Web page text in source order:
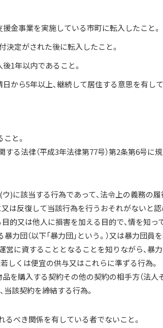
金事業を実施している市町に転入したこと。
定がされた後に転入したこと。
1年以内であること。
から5年以上、継続して居住する意思を有して
こと。
る法律（平成3年法律第77号）第2条第6号に規
)に該当する行為であって、法令上の義務の
は反復して当該行為を行うおそれがないと認
的又は他人に損害を加える目的で、情を知っ
団（以下「暴力団」という。）又は暴力団員
営に資することとなることを知りながら、暴
しくは便宜の供与又はこれらに準ずる行為。
を購入する契約その他の契約の相手方（法人
当該契約を締結する行為。
べき関係を有している者でないこと。